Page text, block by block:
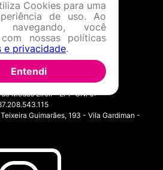
Modas Eireli - EPP CNPJ:
Guimarães, 193 - Vila Gardiman -
Cookies para uma
de uso. Ao
navegando, você
nossas políticas
e privacidade.
Entendi